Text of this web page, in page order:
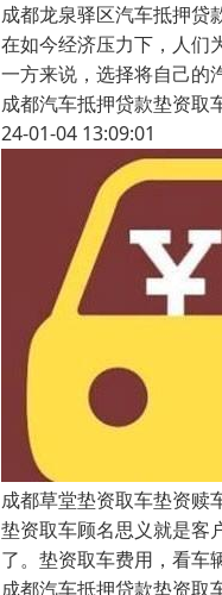
成都龙泉驿区汽车抵押贷
在如今经济压力下，人们
一方来说，选择将自己的
成都汽车抵押贷款垫资取
24-01-04 13:09:01
成都草堂垫资取车垫资赎
垫资取车顾名思义就是客
了。垫资取车费用，看车
成都汽车抵押贷款垫资取